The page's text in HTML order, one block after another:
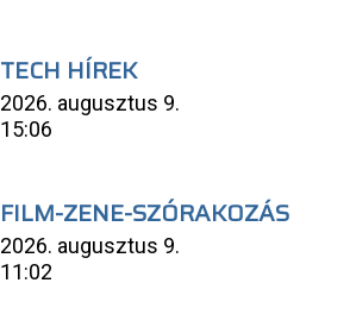
TECH HÍREK
2026. augusztus 9.
15:06
FILM-ZENE-SZÓRAKOZÁS
2026. augusztus 9.
11:02